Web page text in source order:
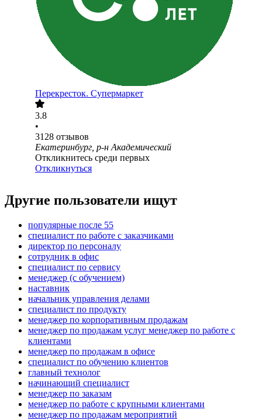
Перекресток. Супермаркет
3.8
•
3128 отзывов
Екатеринбург, р-н Академический
Откликнитесь среди первых
Откликнуться
Другие пользователи ищут
популярные после 55
специалист по работе с заказчиками
директор по персоналу
сотрудник в офис
специалист по сервису
менеджер (с обучением)
наставник
начальник управления делами
специалист по продукту
менеджер по корпоративным продажам
менеджер по продажам услуг менеджер по работе с
клиентами
менеджер по продажам в офисе
специалист по обучению клиентов
главный технолог
начинающий специалист
менеджер по заказам
менеджер по работе с крупными клиентами
менеджер по продажам мероприятий